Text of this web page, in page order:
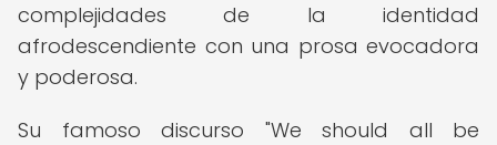
complejidades de la identidad
afrodescendiente con una prosa evocadora
y poderosa.
Su famoso discurso "We should all be